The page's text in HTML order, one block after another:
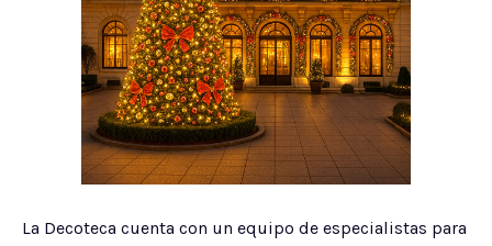
La Decoteca cuenta con un equipo de especialistas para